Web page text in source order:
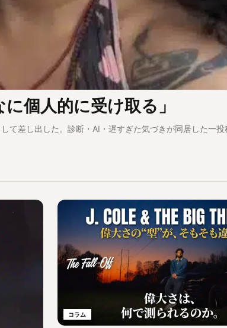
個人的に受け取る」
て差し出した。診断・AI・遅すぎた気づきが同居した一
コラム